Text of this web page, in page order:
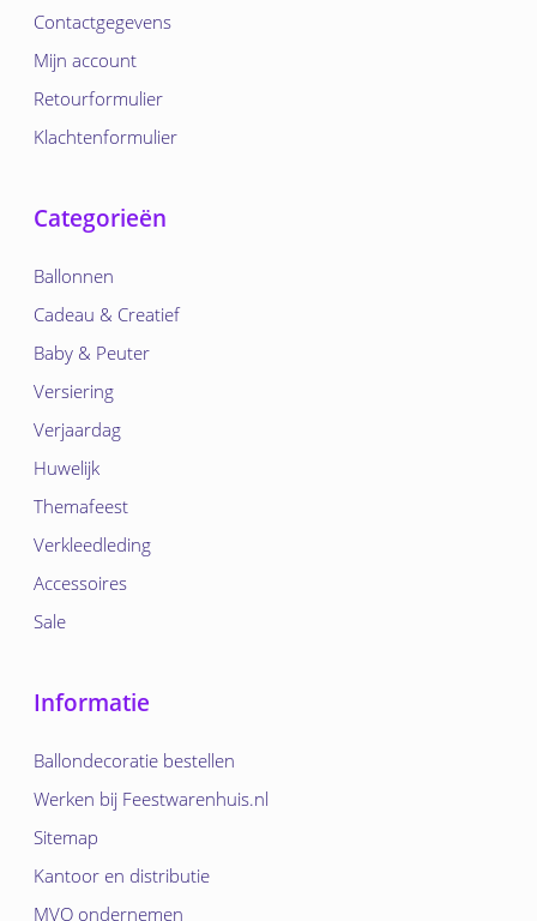
Contactgegevens
Mijn account
Retourformulier
Klachtenformulier
Categorieën
Ballonnen
Cadeau & Creatief
Baby & Peuter
Versiering
Verjaardag
Huwelijk
Themafeest
Verkleedleding
Accessoires
Sale
Informatie
Ballondecoratie bestellen
Werken bij Feestwarenhuis.nl
Sitemap
Kantoor en distributie
MVO ondernemen